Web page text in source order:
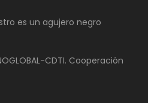
es un agujero negro
CDTI. Cooperación